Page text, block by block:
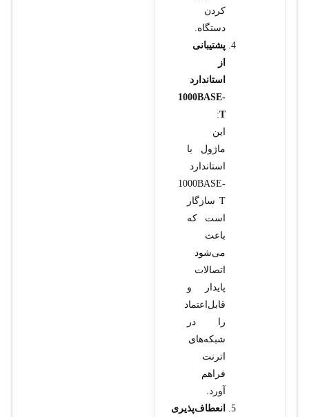
کردن
دستگاه.
پشتیبانی
از
استاندارد
1000BASE-
T
:
این
ماژول با
استاندارد
1000BASE-
T سازگار
است که
باعث
می‌شود
اتصالات
پایدار و
قابل‌اعتماد
را در
شبکه‌های
اترنت
فراهم
آورد.
انعطاف‌پذیری